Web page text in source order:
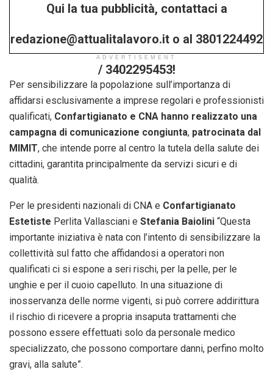
Qui la tua pubblicità, contattaci a
redazione@attualitalavoro.it o al 3801224492
/ 3402295453!
ADVERTISEMENT
Per sensibilizzare la popolazione sull’importanza di
affidarsi esclusivamente a imprese regolari e professionisti
qualificati, Confartigianato e CNA hanno realizzato una
campagna di comunicazione congiunta, patrocinata dal
MIMIT, che intende porre al centro la tutela della salute dei
cittadini, garantita principalmente da servizi sicuri e di
qualità.
Per le presidenti nazionali di CNA e Confartigianato
Estetiste Perlita Vallasciani e Stefania Baiolini “Questa
importante iniziativa è nata con l’intento di sensibilizzare la
collettività sul fatto che affidandosi a operatori non
qualificati ci si espone a seri rischi, per la pelle, per le
unghie e per il cuoio capelluto. In una situazione di
inosservanza delle norme vigenti, si può correre addirittura
il rischio di ricevere a propria insaputa trattamenti che
possono essere effettuati solo da personale medico
specializzato, che possono comportare danni, perfino molto
gravi, alla salute”.